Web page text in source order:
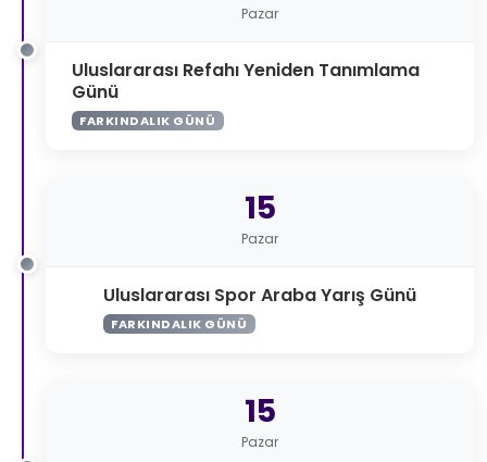
Pazar
Uluslararası Refahı Yeniden Tanımlama
Günü
FARKINDALIK GÜNÜ
15
Pazar
Uluslararası Spor Araba Yarış Günü
FARKINDALIK GÜNÜ
15
Pazar